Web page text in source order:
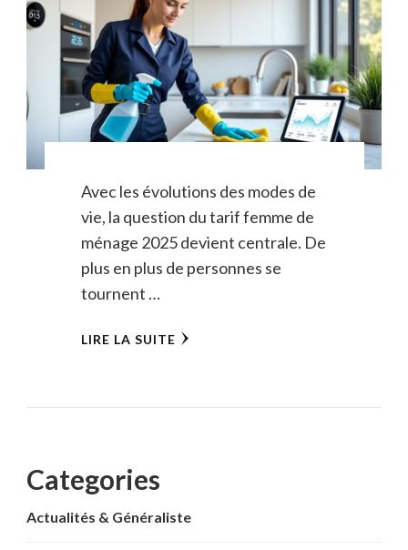
Avec les évolutions des modes de
vie, la question du tarif femme de
ménage 2025 devient centrale. De
plus en plus de personnes se
tournent …
LIRE LA SUITE
Categories
Actualités & Généraliste